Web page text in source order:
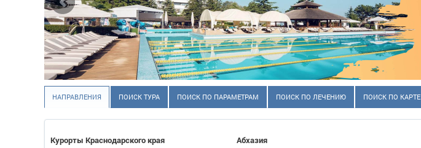
НАПРАВЛЕНИЯ ПОИСК ТУРА ПОИСК ПО ПАРАМЕТРАМ ПОИСК ПО ЛЕЧЕНИЮ ПОИСК ПО КАРТЕ
Курорты Краснодарского края
Абхазия